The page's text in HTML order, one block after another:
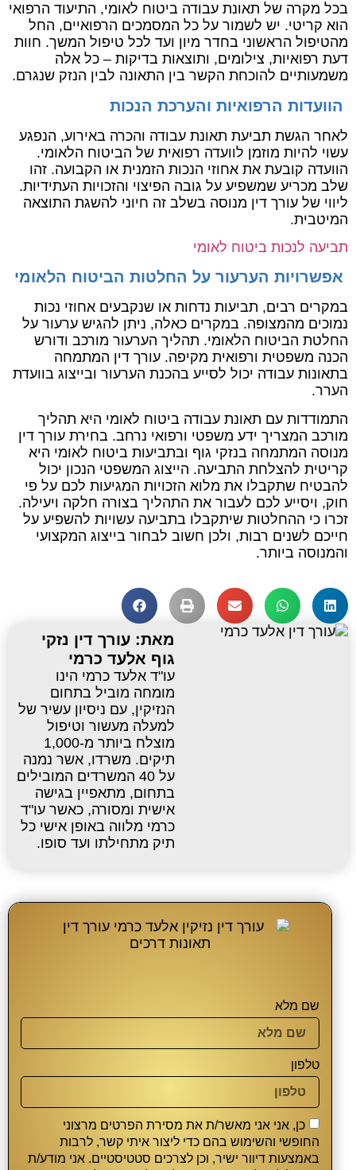
בכל מקרה של תאונת עבודה ביטוח לאומי, התיעוד הרפואי
הוא קריטי. יש לשמור על כל המסמכים הרפואיים, החל
מהטיפול הראשוני בחדר מיון ועד לכל טיפול המשך. חוות
דעת רפואיות, צילומים, ותוצאות בדיקות – כל אלה
משמעותיים להוכחת הקשר בין התאונה לבין הנזק שנגרם.
הוועדות הרפואיות והערכת הנכות
לאחר הגשת תביעת תאונת עבודה והכרה באירוע, הנפגע
עשוי להיות מוזמן לוועדה רפואית של הביטוח הלאומי.
הוועדה קובעת את אחוזי הנכות הזמנית או הקבועה. זהו
שלב מכריע שמשפיע על גובה הפיצוי והזכויות העתידיות.
ליווי של עורך דין מנוסה בשלב זה חיוני להשגת התוצאה
המיטבית.
תביעה לנכות ביטוח לאומי
אפשרויות הערעור על החלטות הביטוח הלאומי
במקרים רבים, תביעות נדחות או שנקבעים אחוזי נכות
נמוכים מהמצופה. במקרים כאלה, ניתן להגיש ערעור על
החלטת הביטוח הלאומי. תהליך הערעור מורכב ודורש
הכנה משפטית ורפואית מקיפה. עורך דין המתמחה
בתאונות עבודה יכול לסייע בהכנת הערעור ובייצוג בוועדת
הערר.
התמודדות עם תאונת עבודה ביטוח לאומי היא תהליך
מורכב המצריך ידע משפטי ורפואי נרחב. בחירת עורך דין
מנוסה המתמחה בנזקי גוף ובתביעות ביטוח לאומי היא
קריטית להצלחת התביעה. הייצוג המשפטי הנכון יכול
להבטיח שתקבלו את מלוא הזכויות המגיעות לכם על פי
חוק, ויסייע לכם לעבור את התהליך בצורה חלקה ויעילה.
זכרו כי ההחלטות שיתקבלו בתביעה עשויות להשפיע על
חייכם לשנים רבות, ולכן חשוב לבחור בייצוג המקצועי
והמנוסה ביותר.
מאת: עורך דין נזקי
גוף אלעד כרמי
עו"ד אלעד כרמי הינו
מומחה מוביל בתחום
הנזיקין, עם ניסיון עשיר של
למעלה מעשור וטיפול
מוצלח ביותר מ-1,000
תיקים. משרדו, אשר נמנה
על 40 המשרדים המובילים
בתחום, מתאפיין בגישה
אישית ומסורה, כאשר עו"ד
כרמי מלווה באופן אישי כל
תיק מתחילתו ועד סופו.
שם מלא
טלפון
כן, אני אני מאשר/ת את מסירת הפרטים מרצוני
החופשי והשימוש בהם כדי ליצור איתי קשר, לרבות
באמצעות דיוור ישיר, וכן לצרכים סטטיסטיים. אני מודע/ת